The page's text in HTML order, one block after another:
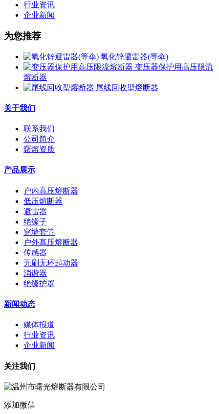
行业资讯
企业新闻
为您推荐
氧化锌避雷器(等伞)
变压器保护用高压限流
熔断器
尾线回收型熔断器
关于我们
联系我们
公司简介
曙熔资质
产品展示
户内高压熔断器
低压熔断器
避雷器
绝缘子
穿墙套管
户外高压熔断器
传感器
无刷无环起动器
消谐器
绝缘护罩
新闻动态
媒体报道
行业资讯
企业新闻
关注我们
添加微信